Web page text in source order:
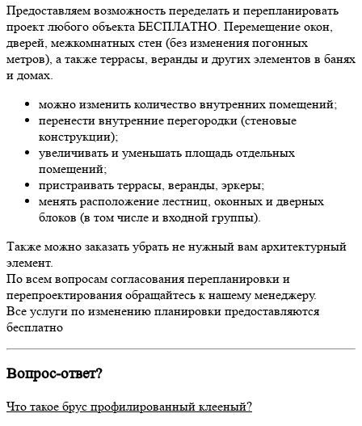
Предоставляем возможность переделать и перепланировать
проект любого объекта БЕСПЛАТНО. Перемещение окон,
дверей, межкомнатных стен (без изменения погонных
метров), а также террасы, веранды и других элементов в банях
и домах.
можно изменить количество внутренних помещений;
перенести внутренние перегородки (стеновые
конструкции);
увеличивать и уменьшать площадь отдельных
помещений;
пристраивать террасы, веранды, эркеры;
менять расположение лестниц, оконных и дверных
блоков (в том числе и входной группы).
Также можно заказать убрать не нужный вам архитектурный
элемент.
По всем вопросам согласования перепланировки и
перепроектирования обращайтесь к нашему менеджеру.
Все услуги по изменению планировки предоставляются
бесплатно
Вопрос-ответ?
Что такое брус профилированный клееный?